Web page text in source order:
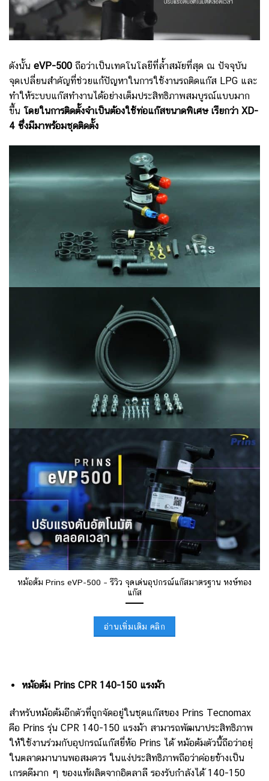
ดังนั้น eVP-500 ถือว่าเป็นเทคโนโลยีที่ล้ำสมัยที่สุด ณ ปัจจุบัน
จุดเปลี่ยนสำคัญที่ช่วยแก้ปัญหาในการใช้งานรถติดแก๊ส LPG และ
ทำให้ระบบแก๊สทำงานได้อย่างเต็มประสิทธิภาพสมบูรณ์แบบมาก
ขึ้น โดยในการติดตั้งจำเป็นต้องใช้ท่อแก๊สขนาดพิเศษ เรียกว่า XD-
4 ซึ่งมีมาพร้อมชุดติดตั้ง
หม้อต้ม Prins eVP-500 – รีวิว จุดเด่นอุปกรณ์แก๊สมาตรฐาน หงษ์ทอง
แก๊ส
อ่านเพิ่มเติม คลิก
หม้อต้ม Prins CPR 140-150 แรงม้า
สำหรับหม้อต้มอีกตัวที่ถูกจัดอยู่ในชุดแก๊สของ Prins Tecnomax
คือ Prins รุ่น CPR 140-150 แรงม้า สามารถพัฒนาประสิทธิภาพ
ให้ใช้งานร่วมกับอุปกรณ์แก๊สยี่ห้อ Prins ได้ หม้อต้มตัวนี้ถือว่าอยุ่
ในตลาดมานานพอสมควร ในแง่ประสิทธิภาพถือว่าค่อยข้างเป็น
เกรดดีมาก ๆ ของแท้ผลิตจากอิตลาลี รองรับกำลังได้ 140-150